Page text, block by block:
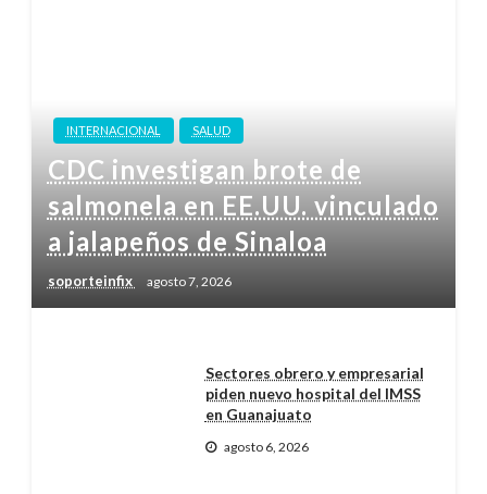
INTERNACIONAL SALUD
CDC investigan brote de
salmonela en EE.UU. vinculado
a jalapeños de Sinaloa
soporteinfix agosto 7, 2026
Sectores obrero y empresarial
piden nuevo hospital del IMSS
en Guanajuato
agosto 6, 2026